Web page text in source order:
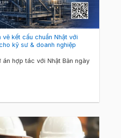
kết cấu chuẩn Nhật với
kỹ sư & doanh nghiệp
hợp tác với Nhật Bản ngày